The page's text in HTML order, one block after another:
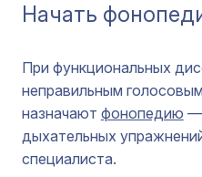
Начать
При функциональных
неправильным
назначают фонопедию —
дыхательных
специалиста.